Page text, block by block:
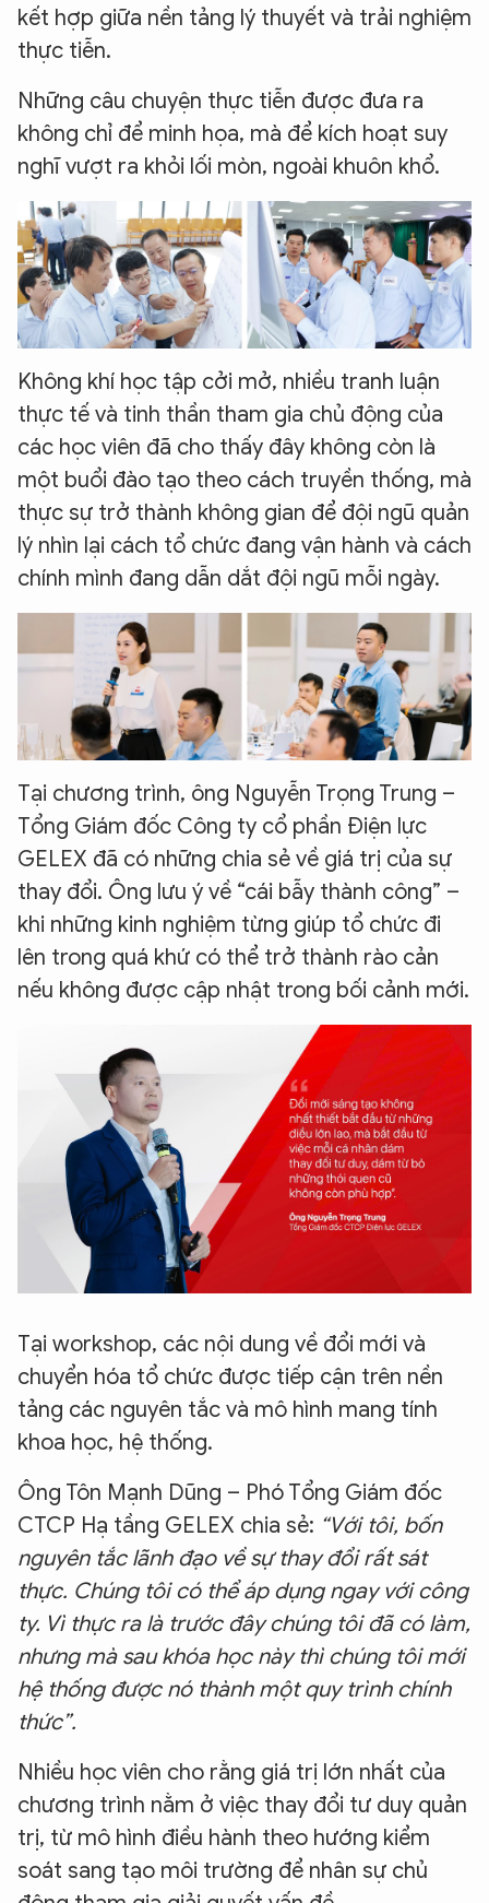
kết hợp giữa nền tảng lý thuyết và trải nghiệm
thực tiễn.
Những câu chuyện thực tiễn được đưa ra
không chỉ để minh họa, mà để kích hoạt suy
nghĩ vượt ra khỏi lối mòn, ngoài khuôn khổ.
Không khí học tập cởi mở, nhiều tranh luận
thực tế và tinh thần tham gia chủ động của
các học viên đã cho thấy đây không còn là
một buổi đào tạo theo cách truyền thống, mà
thực sự trở thành không gian để đội ngũ quản
lý nhìn lại cách tổ chức đang vận hành và cách
chính mình đang dẫn dắt đội ngũ mỗi ngày.
Tại chương trình, ông Nguyễn Trọng Trung –
Tổng Giám đốc Công ty cổ phần Điện lực
GELEX đã có những chia sẻ về giá trị của sự
thay đổi. Ông lưu ý về “cái bẫy thành công” –
khi những kinh nghiệm từng giúp tổ chức đi
lên trong quá khứ có thể trở thành rào cản
nếu không được cập nhật trong bối cảnh mới.
Tại workshop, các nội dung về đổi mới và
chuyển hóa tổ chức được tiếp cận trên nền
tảng các nguyên tắc và mô hình mang tính
khoa học, hệ thống.
Ông Tôn Mạnh Dũng – Phó Tổng Giám đốc
CTCP Hạ tầng GELEX chia sẻ: “Với tôi, bốn
nguyên tắc lãnh đạo về sự thay đổi rất sát
thực. Chúng tôi có thể áp dụng ngay với công
ty. Vì thực ra là trước đây chúng tôi đã có làm,
nhưng mà sau khóa học này thì chúng tôi mới
hệ thống được nó thành một quy trình chính
thức”.
Nhiều học viên cho rằng giá trị lớn nhất của
chương trình nằm ở việc thay đổi tư duy quản
trị, từ mô hình điều hành theo hướng kiểm
soát sang tạo môi trường để nhân sự chủ